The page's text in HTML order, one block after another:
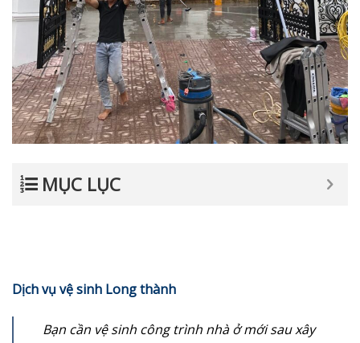
MỤC LỤC
Dịch vụ vệ sinh Long thành
Bạn cần vệ sinh công trình nhà ở mới sau xây